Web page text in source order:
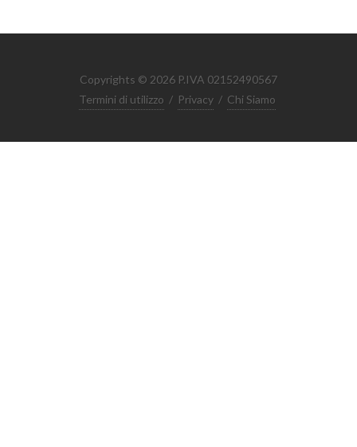
Copyrights © 2026 P.IVA 02152490567
Termini di utilizzo / Privacy / Chi Siamo